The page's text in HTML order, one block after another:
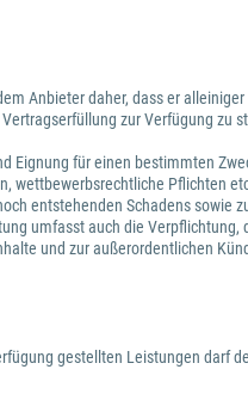
Anbieter daher, dass er
zur Verfügung zu
Eignung für einen bestimmten
wettbewerbsrechtliche Pflichten
entstehenden Schadens sowie
umfasst auch die Verpflichtung,
und zur außerordentlichen
gestellten Leistungen darf